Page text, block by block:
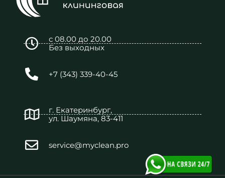
с 08.00 до 20.00
Без выходных
+7 (343) 339-40-45
г. Екатеринбург,
ул. Шаумяна, 83-411
service@myclean.pro